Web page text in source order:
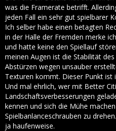
was die Framerate betrifft.
jeden Fall ein sehr gut spielbarer
Ich selber habe einen betagten
in der Halle der Fremden merke
und hatte keine den Spiellauf
meinen Augen ist die Stabilität
Abstürzen wegen unsauber
Texturen kommt. Dieser Punkt ist
Und mal ehrlich, wer mit Better
Landschaftsverbesserungen
kennen und sich die Mühe
Spielbanlanceschrauben zu
ja haufenweise.